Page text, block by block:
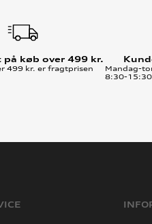
på køb over 499 kr.
499 kr. er fragtprisen
Mandag-
8:30-